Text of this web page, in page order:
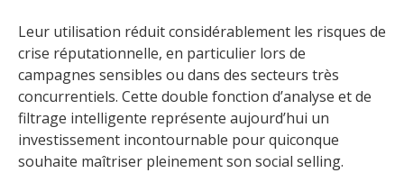
Leur utilisation réduit considérablement les risques de
crise réputationnelle, en particulier lors de
campagnes sensibles ou dans des secteurs très
concurrentiels. Cette double fonction d’analyse et de
filtrage intelligente représente aujourd’hui un
investissement incontournable pour quiconque
souhaite maîtriser pleinement son social selling.